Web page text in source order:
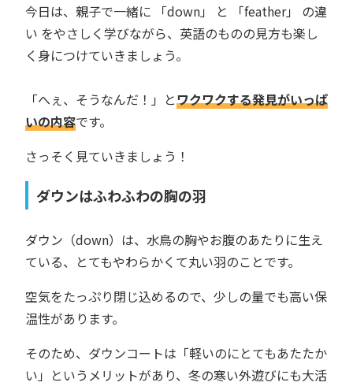
今日は、親子で一緒に 「down」 と 「feather」 の違
い をやさしく学びながら、英語のものの見方も楽し
く身につけていきましょう。
「へぇ、そうなんだ！」とワクワクする発見がいっぱ
いの内容です。
さっそく見ていきましょう！
ダウンはふわふわの胸の羽
ダウン（down）は、水鳥の胸やお腹のあたりに生え
ている、とてもやわらかくて丸い羽のことです。
空気をたっぷり閉じ込めるので、少しの量でも高い保
温性があります。
そのため、ダウンコートは「軽いのにとてもあたたか
い」というメリットがあり、冬の寒い外遊びにも大活